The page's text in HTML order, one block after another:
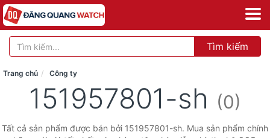
Tìm kiếm
Trang chủ Công ty
151957801-sh (0)
Tất cả sản phẩm được bán bởi 151957801-sh. Mua sản phẩm chính